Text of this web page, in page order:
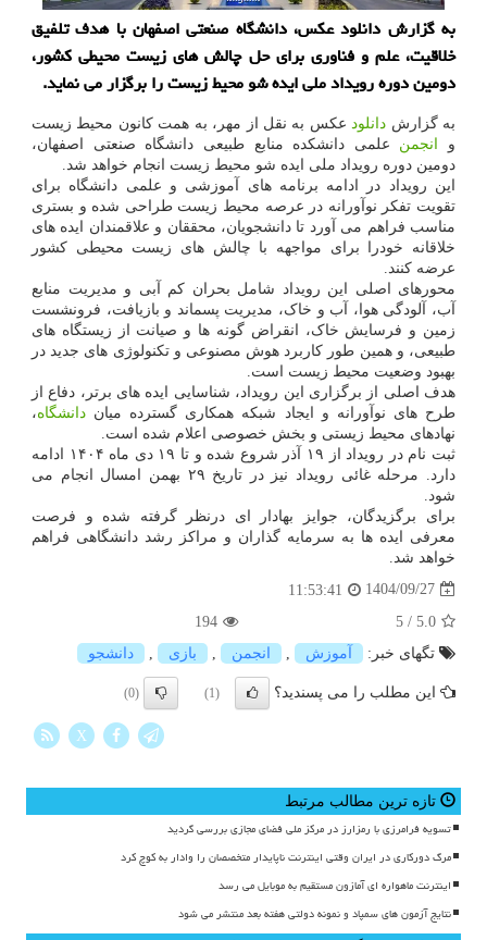
به گزارش دانلود عکس، دانشگاه صنعتی اصفهان با هدف تلفیق
خلاقیت، علم و فناوری برای حل چالش های زیست محیطی کشور،
دومین دوره رویداد ملی ایده شو محیط زیست را برگزار می نماید.
به گزارش دانلود عکس به نقل از مهر، به همت کانون محیط زیست
و انجمن علمی دانشکده منابع طبیعی دانشگاه صنعتی اصفهان،
دومین دوره رویداد ملی ایده شو محیط زیست انجام خواهد شد.
این رویداد در ادامه برنامه های آموزشی و علمی دانشگاه برای
تقویت تفکر نوآورانه در عرصه محیط زیست طراحی شده و بستری
مناسب فراهم می آورد تا دانشجویان، محققان و علاقمندان ایده های
خلاقانه خودرا برای مواجهه با چالش های زیست محیطی کشور
عرضه کنند.
محورهای اصلی این رویداد شامل بحران کم آبی و مدیریت منابع
آب، آلودگی هوا، آب و خاک، مدیریت پسماند و بازیافت، فرونشست
زمین و فرسایش خاک، انقراض گونه ها و صیانت از زیستگاه های
طبیعی، و همین طور کاربرد هوش مصنوعی و تکنولوژی های جدید در
بهبود وضعیت محیط زیست است.
هدف اصلی از برگزاری این رویداد، شناسایی ایده های برتر، دفاع از
طرح های نوآورانه و ایجاد شبکه همکاری گسترده میان دانشگاه،
نهادهای محیط زیستی و بخش خصوصی اعلام شده است.
ثبت نام در رویداد از ۱۹ آذر شروع شده و تا ۱۹ دی ماه ۱۴۰۴ ادامه
دارد. مرحله غائی رویداد نیز در تاریخ ۲۹ بهمن امسال انجام می
شود.
برای برگزیدگان، جوایز بهادار ای درنظر گرفته شده و فرصت
معرفی ایده ها به سرمایه گذاران و مراکز رشد دانشگاهی فراهم
خواهد شد.
1404/09/27
11:53:41
5.0
/
5
194
تگهای خبر:
آموزش انجمن بازی دانشجو
این مطلب را می پسندید؟ (1)
(0)
X
تازه ترین مطالب مرتبط
تسویه فرامرزی با رمزارز در مرکز ملی فضای مجازی بررسی گردید
مرگ دورکاری در ایران وقتی اینترنت ناپایدار متخصصان را وادار به کوچ کرد
اینترنت ماهواره ای آمازون مستقیم به موبایل می رسد
نتایج آزمون های سمپاد و نمونه دولتی هفته بعد منتشر می شود